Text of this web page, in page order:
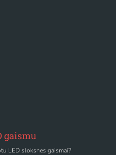
gaismu
LED sloksnes gaismai?